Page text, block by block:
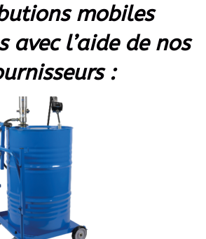
mobiles
avec l’aide de nos
: